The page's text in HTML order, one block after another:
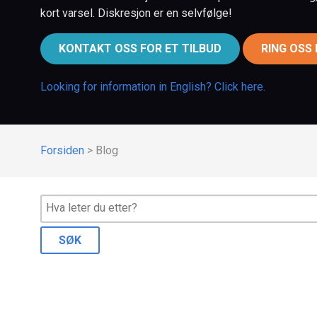
kort varsel. Diskresjon er en selvfølge!
KONTAKT OSS FOR ET TILBUD RING OSS
Looking for information in English? Click here.
Forsiden > Blog